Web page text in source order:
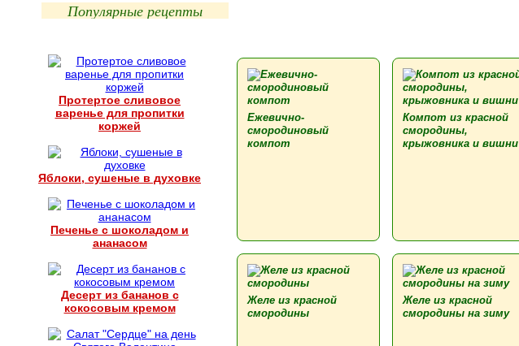
Популярные рецепты
Протертое сливовое
варенье для пропитки
коржей
Яблоки, сушеные в духовке
Печенье с шоколадом и
ананасом
Десерт из бананов с
кокосовым кремом
Ежевично-
смородиновый
компот
Компот из красной
смородины,
крыжовника и вишни
Желе из красной
смородины
Желе из красной
смородины на зиму